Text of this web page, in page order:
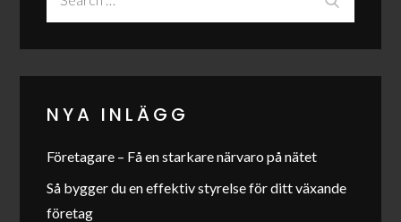
NYA INLÄGG
Företagare – Få en starkare närvaro på nätet
Så bygger du en effektiv styrelse för ditt växande
företag